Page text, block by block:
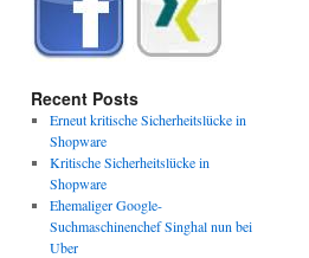
Recent Posts
Erneut kritische Sicherheitslücke in
Shopware
Kritische Sicherheitslücke in
Shopware
Ehemaliger Google-
Suchmaschinenchef Singhal nun bei
Uber